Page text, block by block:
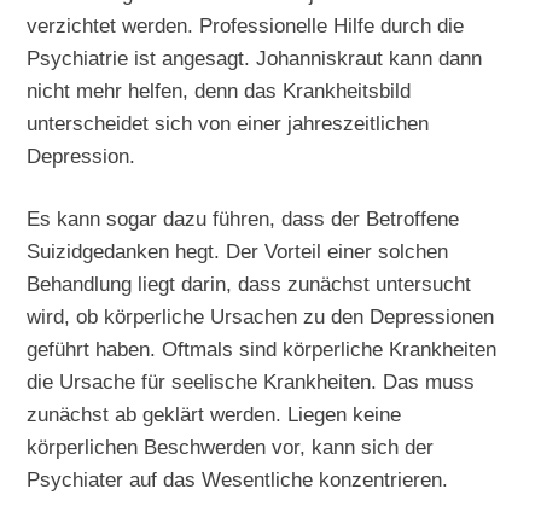
verzichtet werden. Professionelle Hilfe durch die
Psychiatrie ist angesagt. Johanniskraut kann dann
nicht mehr helfen, denn das Krankheitsbild
unterscheidet sich von einer jahreszeitlichen
Depression.
Es kann sogar dazu führen, dass der Betroffene
Suizidgedanken hegt. Der Vorteil einer solchen
Behandlung liegt darin, dass zunächst untersucht
wird, ob körperliche Ursachen zu den Depressionen
geführt haben. Oftmals sind körperliche Krankheiten
die Ursache für seelische Krankheiten. Das muss
zunächst ab geklärt werden. Liegen keine
körperlichen Beschwerden vor, kann sich der
Psychiater auf das Wesentliche konzentrieren.